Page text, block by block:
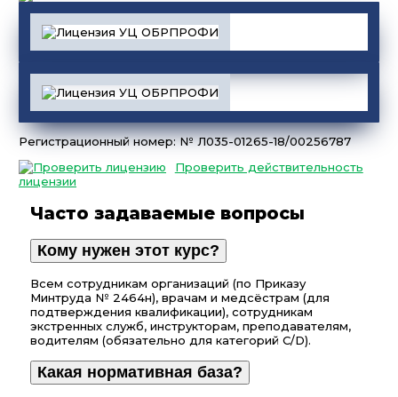
Регистрационный номер: № Л035-01265-18/00256787
Проверить действительность
лицензии
Часто задаваемые вопросы
Кому нужен этот курс?
Всем сотрудникам организаций (по Приказу
Минтруда № 2464н), врачам и медсёстрам (для
подтверждения квалификации), сотрудникам
экстренных служб, инструкторам, преподавателям,
водителям (обязательно для категорий C/D).
Какая нормативная база?